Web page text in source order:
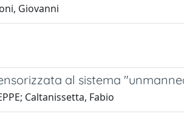
Giovanni
al sistema
Caltanissetta, Fabio